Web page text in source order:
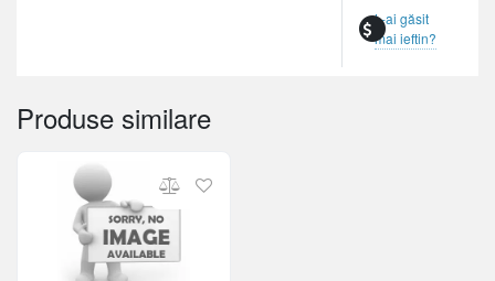
L-ai găsit
mai ieftin?
Produse similare